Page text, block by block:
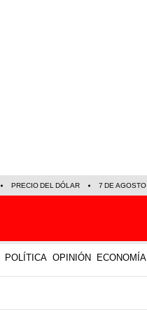
PRECIO DEL DÓLAR 7 DE AGOSTO
POLÍTICA OPINIÓN ECONOMÍA